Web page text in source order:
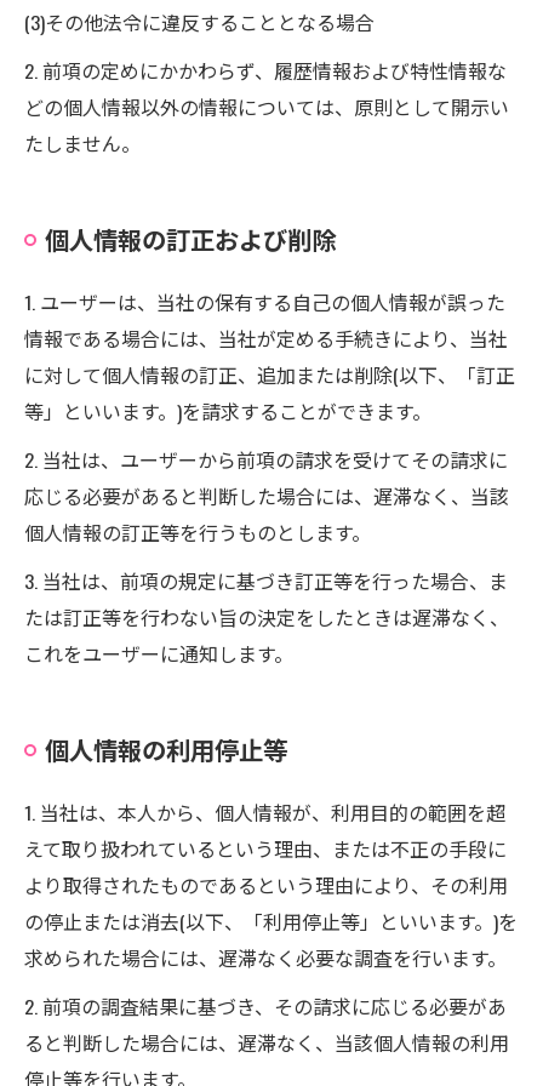
(3)その他法令に違反することとなる場合
2. 前項の定めにかかわらず、履歴情報および特性情報な
どの個人情報以外の情報については、原則として開示い
たしません。
個人情報の訂正および削除
1. ユーザーは、当社の保有する自己の個人情報が誤った
情報である場合には、当社が定める手続きにより、当社
に対して個人情報の訂正、追加または削除(以下、「訂正
等」といいます。)を請求することができます。
2. 当社は、ユーザーから前項の請求を受けてその請求に
応じる必要があると判断した場合には、遅滞なく、当該
個人情報の訂正等を行うものとします。
3. 当社は、前項の規定に基づき訂正等を行った場合、ま
たは訂正等を行わない旨の決定をしたときは遅滞なく、
これをユーザーに通知します。
個人情報の利用停止等
1. 当社は、本人から、個人情報が、利用目的の範囲を超
えて取り扱われているという理由、または不正の手段に
より取得されたものであるという理由により、その利用
の停止または消去(以下、「利用停止等」といいます。)を
求められた場合には、遅滞なく必要な調査を行います。
2. 前項の調査結果に基づき、その請求に応じる必要があ
ると判断した場合には、遅滞なく、当該個人情報の利用
停止等を行います。